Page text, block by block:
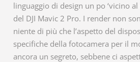
linguaggio di design un po ‘vicino
del DJI Mavic 2 Pro. I render non
niente di più che l’aspetto del
specifiche della fotocamera per il
ancora un segreto, sebbene ci